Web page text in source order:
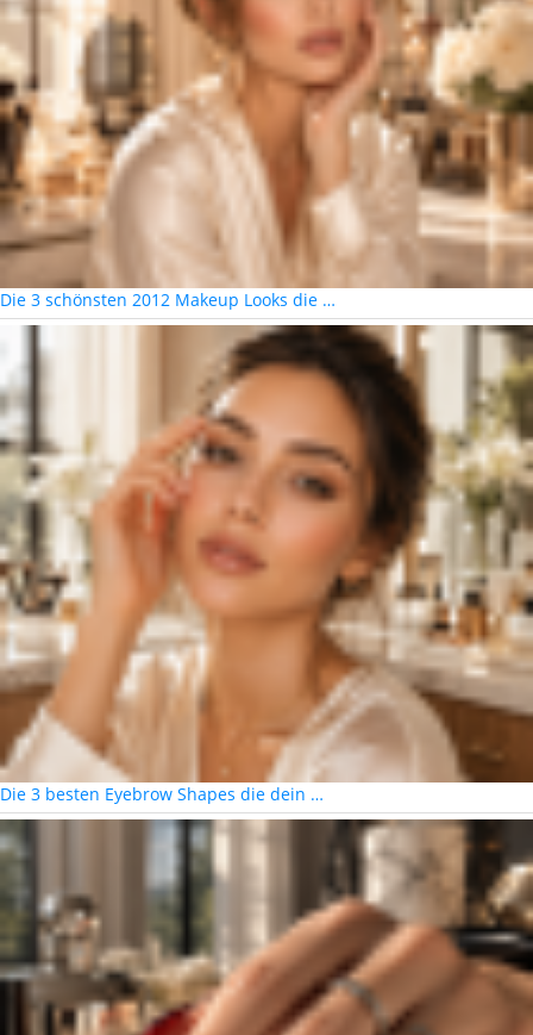
Die 3 schönsten 2012 Makeup Looks die …
Die 3 besten Eyebrow Shapes die dein …